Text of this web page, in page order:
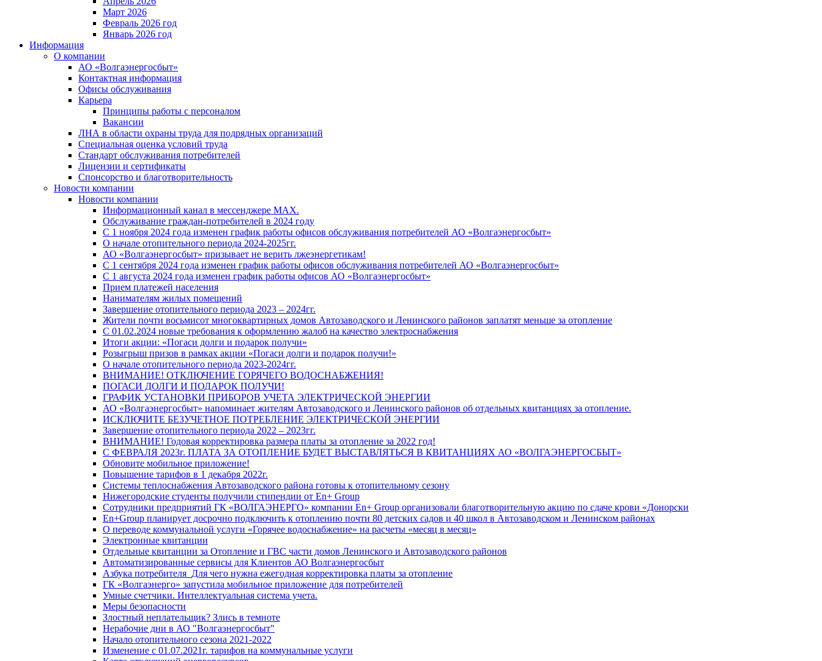
Март 2026
Февраль 2026 год
Январь 2026 год
Информация
О компании
АО «Волгаэнергосбыт»
Контактная информация
Офисы обслуживания
Карьера
Принципы работы с персоналом
Вакансии
ЛНА в области охраны труда для подрядных организаций
Специальная оценка условий труда
Стандарт обслуживания потребителей
Лицензии и сертификаты
Спонсорство и благотворительность
Новости компании
Новости компании
Информационный канал в мессенджере MAX.
Обслуживание граждан-потребителей в 2024 году
С 1 ноября 2024 года изменен график работы офисов обслуживания потребителей АО «Волгаэнергосбыт»
О начале отопительного периода 2024-2025гг.
АО «Волгаэнергосбыт» призывает не верить лжеэнергетикам!
С 1 сентября 2024 года изменен график работы офисов обслуживания потребителей АО «Волгаэнергосбыт»
С 1 августа 2024 года изменен график работы офисов АО «Волгаэнергосбыт»
Прием платежей населения
Нанимателям жилых помещений
Завершение отопительного периода 2023 – 2024гг.
Жители почти восьмисот многоквартирных домов Автозаводского и Ленинского районов заплатят меньше за отопление
С 01.02.2024 новые требования к оформлению жалоб на качество электроснабжения
Итоги акции: «Погаси долги и подарок получи»
Розыгрыш призов в рамках акции «Погаси долги и подарок получи!»
О начале отопительного периода 2023-2024гг.
ВНИМАНИЕ! ОТКЛЮЧЕНИЕ ГОРЯЧЕГО ВОДОСНАБЖЕНИЯ!
ПОГАСИ ДОЛГИ И ПОДАРОК ПОЛУЧИ!
ГРАФИК УСТАНОВКИ ПРИБОРОВ УЧЕТА ЭЛЕКТРИЧЕСКОЙ ЭНЕРГИИ
АО «Волгаэнергосбыт» напоминает жителям Автозаводского и Ленинского районов об отдельных квитанциях за отопление.
ИСКЛЮЧИТЕ БЕЗУЧЕТНОЕ ПОТРЕБЛЕНИЕ ЭЛЕКТРИЧЕСКОЙ ЭНЕРГИИ
Завершение отопительного периода 2022 – 2023гг.
ВНИМАНИЕ! Годовая корректировка размера платы за отопление за 2022 год!
С ФЕВРАЛЯ 2023г. ПЛАТА ЗА ОТОПЛЕНИЕ БУДЕТ ВЫСТАВЛЯТЬСЯ В КВИТАНЦИЯХ АО «ВОЛГАЭНЕРГОСБЫТ»
Обновите мобильное приложение!
Повышение тарифов в 1 декабря 2022г.
Системы теплоснабжения Автозаводского района готовы к отопительному сезону
Нижегородские студенты получили стипендии от En+ Group
Сотрудники предприятий ГК «ВОЛГАЭНЕРГО» компании En+ Group организовали благотворительную акцию по сдаче крови «Донорски
En+Group планирует досрочно подключить к отоплению почти 80 детских садов и 40 школ в Автозаводском и Ленинском районах
О переводе коммунальной услуги «Горячее водоснабжение» на расчеты «месяц в месяц»
Электронные квитанции
Отдельные квитанции за Отопление и ГВС части домов Ленинского и Автозаводского районов
Автоматизированные сервисы для Клиентов АО Волгаэнергосбыт
Азбука потребителя_Для чего нужна ежегодная корректировка платы за отопление
ГК «Волгаэнерго» запустила мобильное приложение для потребителей
Умные счетчики. Интеллектуальная система учета.
Меры безопасности
Злостный неплательщик? Злись в темноте
Нерабочие дни в АО "Волгаэнергосбыт"
Начало отопительного сезона 2021-2022
Изменение с 01.07.2021г. тарифов на коммунальные услуги